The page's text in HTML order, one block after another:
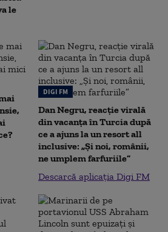
le
DIGI FM
Dan Negru, reacție virală
din vacanța în Turcia după
ce a ajuns la un resort all
inclusive: „Și noi, românii,
ne umplem farfuriile”
Descarcă aplicația Digi FM